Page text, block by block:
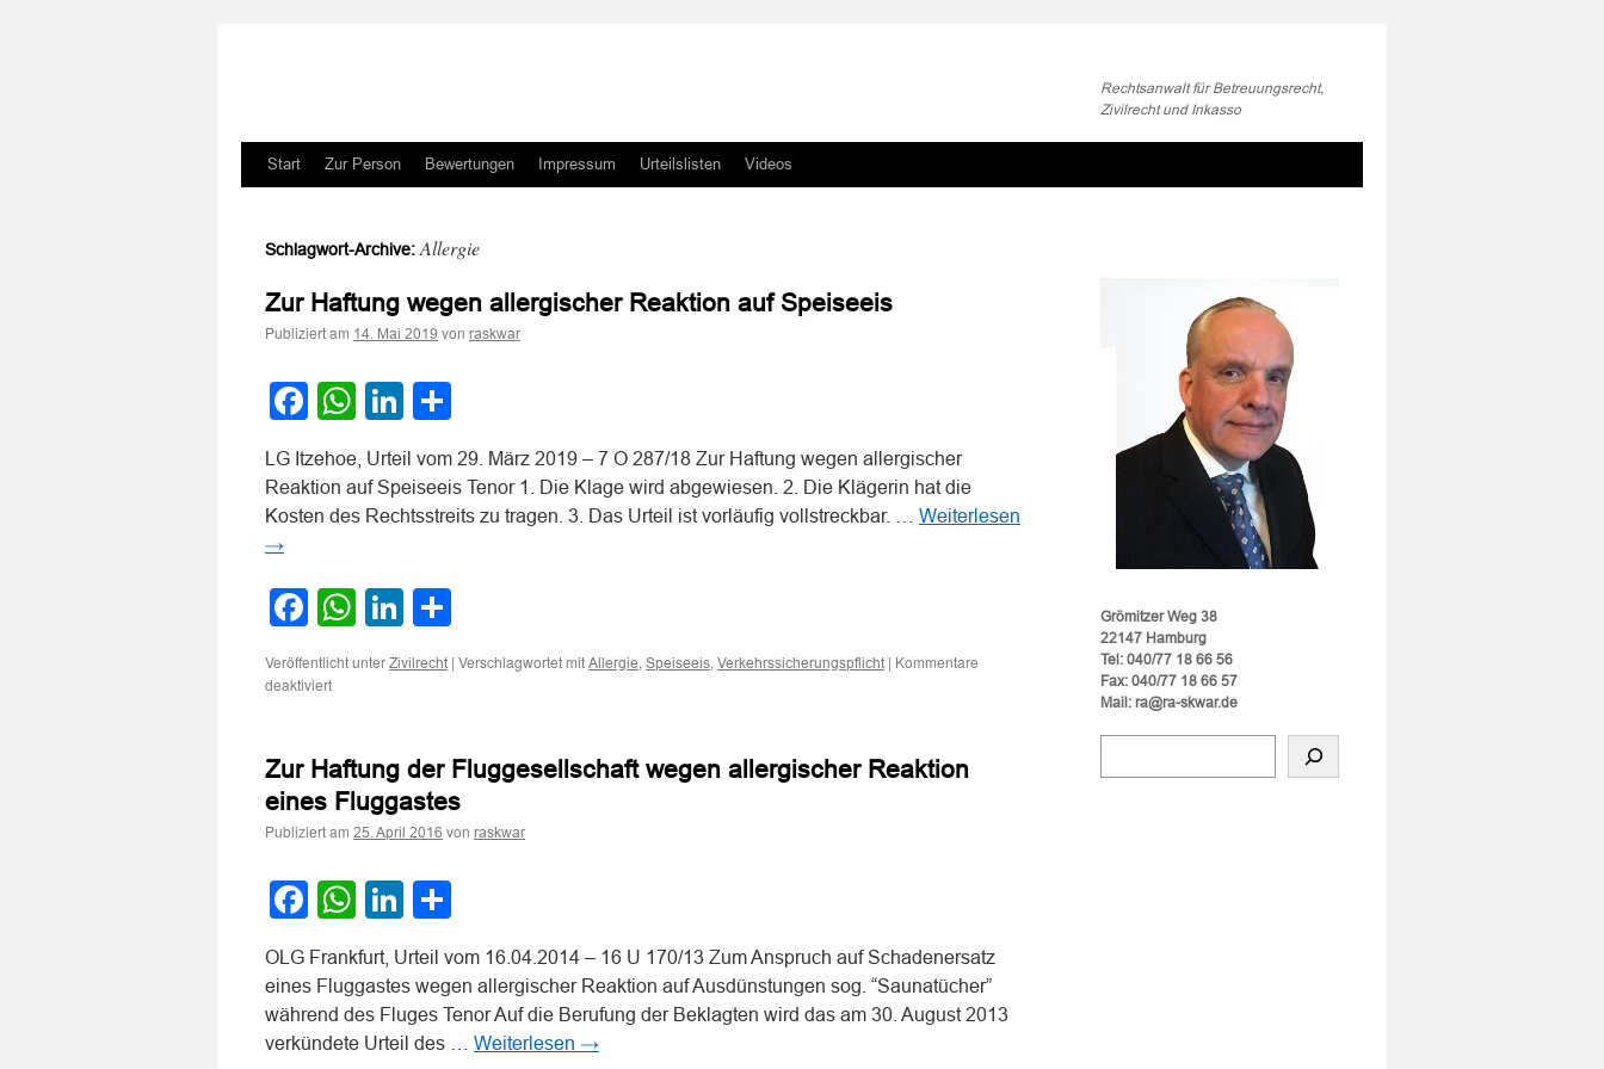
Rechtsanwalt für Betreuungsrecht,
Zivilrecht und Inkasso
Zum
springen
Start Zur Person Bewertungen Impressum Urteilslisten Videos
Schlagwort-Archive: Allergie
Zur Haftung wegen allergischer Reaktion auf Speiseeis
Publiziert am 14. Mai 2019 von raskwar
Facebook
WhatsApp
LinkedIn
LG Itzehoe, Urteil vom 29. März 2019 – 7 O 287/18 Zur Haftung wegen allergischer
Reaktion auf Speiseeis Tenor 1. Die Klage wird abgewiesen. 2. Die Klägerin hat die
Kosten des Rechtsstreits zu tragen. 3. Das Urteil ist vorläufig vollstreckbar. … Weiterlesen
→
Facebook
WhatsApp
LinkedIn
Veröffentlicht unter Zivilrecht | Verschlagwortet mit Allergie, Speiseeis, Verkehrssicherungspflicht | Kommentare
deaktiviertfür
allergischer
Reaktion
auf
Speiseeis
Zur Haftung der Fluggesellschaft wegen allergischer Reaktion
eines Fluggastes
Publiziert am 25. April 2016 von raskwar
Facebook
WhatsApp
LinkedIn
OLG Frankfurt, Urteil vom 16.04.2014 – 16 U 170/13 Zum Anspruch auf Schadenersatz
eines Fluggastes wegen allergischer Reaktion auf Ausdünstungen sog. “Saunatücher”
während des Fluges Tenor Auf die Berufung der Beklagten wird das am 30. August 2013
verkündete Urteil des … Weiterlesen →
Grömitzer Weg 38
22147 Hamburg
Tel: 040/77 18 66 56
Fax: 040/77 18 66 57
Mail: ra@ra-skwar.de